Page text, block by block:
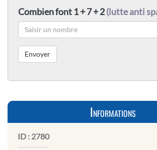
Combien font 1 + 7 + 2(lutte anti
Informations
ID : 2780